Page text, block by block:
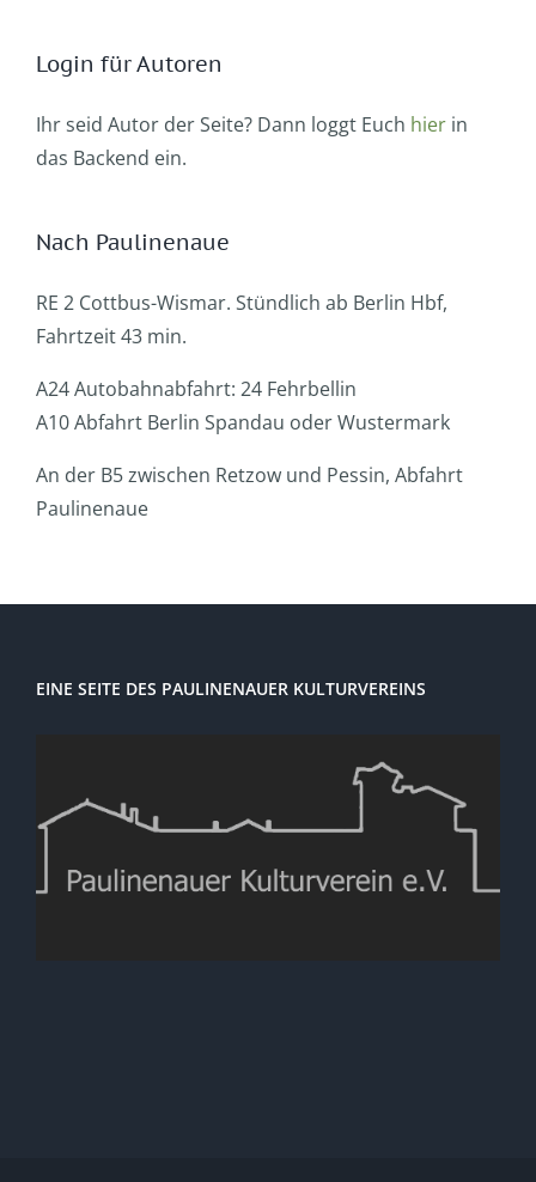
Login für Autoren
Ihr seid Autor der Seite? Dann loggt Euch hier in
das Backend ein.
Nach Paulinenaue
RE 2 Cottbus-Wismar. Stündlich ab Berlin Hbf,
Fahrtzeit 43 min.
A24 Autobahnabfahrt: 24 Fehrbellin
A10 Abfahrt Berlin Spandau oder Wustermark
An der B5 zwischen Retzow und Pessin, Abfahrt
Paulinenaue
EINE SEITE DES PAULINENAUER KULTURVEREINS